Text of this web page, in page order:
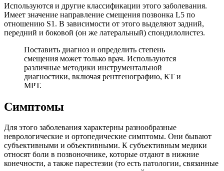
Используются и другие классификации этого заболевания.
Имеет значение направление смещения позвонка L5 по
отношению S1. В зависимости от этого выделяют задний,
передний и боковой (он же латеральный) спондилолистез.
Поставить диагноз и определить степень
смещения может только врач. Используются
различные методики инструментальной
диагностики, включая рентгенографию, КТ и
МРТ.
Симптомы
Для этого заболевания характерны разнообразные
неврологические и ортопедические симптомы. Они бывают
субъективными и объективными. К субъективным медики
относят боли в позвоночнике, которые отдают в нижние
конечности, а также парестезии (то есть патологии, связанные